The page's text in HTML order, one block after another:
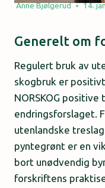
Anne Bjølgerud 14.
Generelt om
Regulert bruk av
skogbruk er
NORSKOG
endringsforslaget.
utenlandske
pyntegrønt er en
bort unødvendig
forskriftens